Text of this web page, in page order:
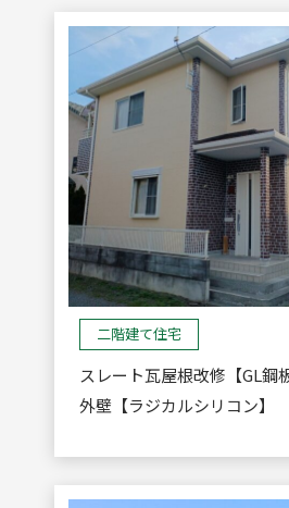
二階建て住宅
スレート瓦屋根改修【GL鋼
外壁【ラジカルシリコン】